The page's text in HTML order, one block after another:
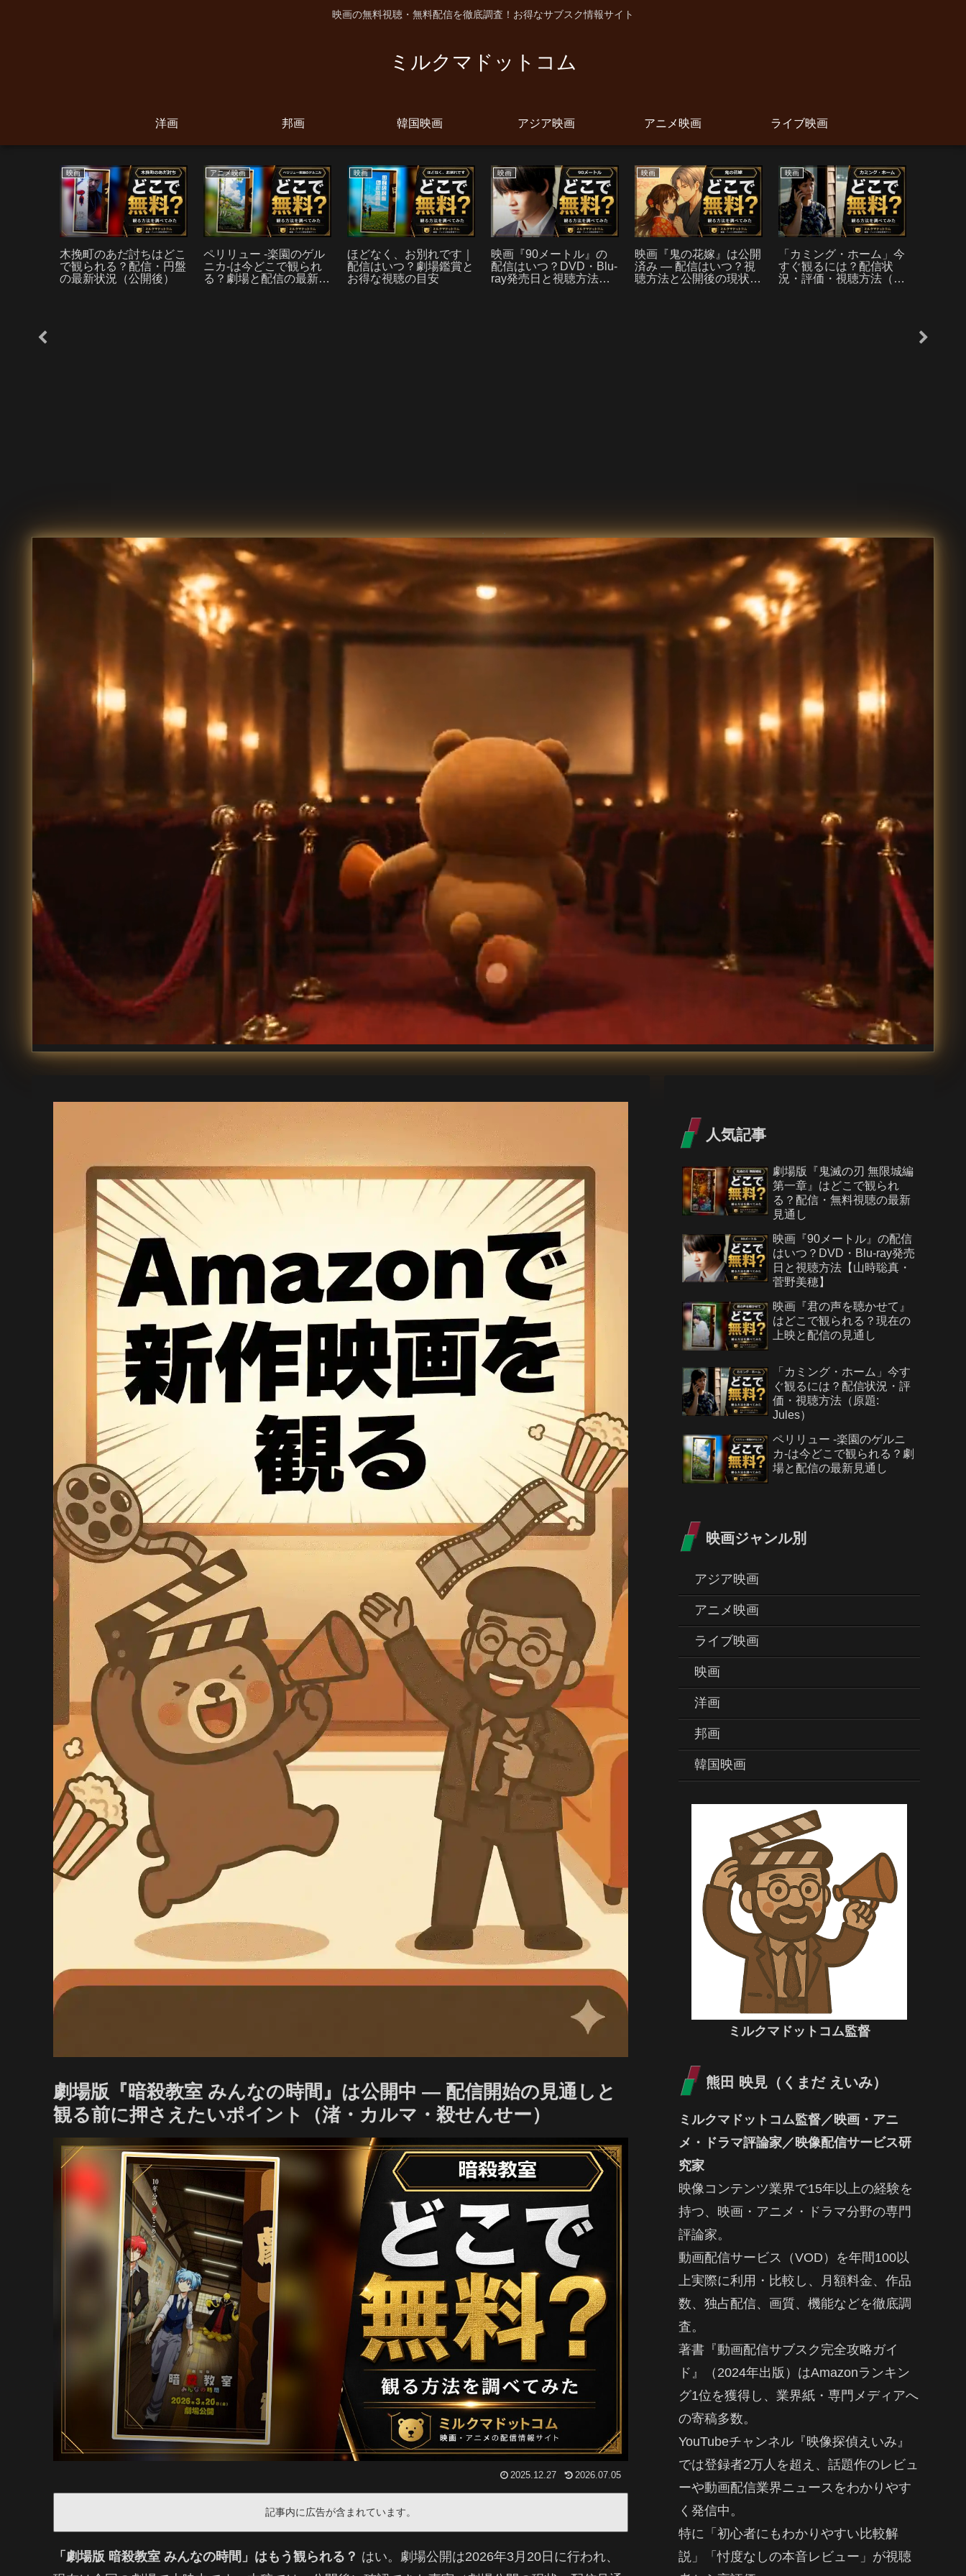
映画の無料視聴・無料配信を徹底調査！お得なサブスク情報サイト
ミルクマドットコム
洋画 邦画 韓国映画 アジア映画 アニメ映画 ライブ映画
映画
木挽町のあだ討ちはどこ
で観られる？配信・円盤
の最新状況（公開後）
アニメ映画
ペリリュー -楽園のゲル
ニカ-は今どこで観られ
る？劇場と配信の最新見
映画
ほどなく、お別れです｜
配信はいつ？劇場鑑賞と
お得な視聴の目安
映画
映画『90メートル』の
配信はいつ？DVD・Blu-
ray発売日と視聴方法
映画
映画『鬼の花嫁』は公開
済み — 配信はいつ？視
聴方法と公開後の現状ま
映画
「カミング・ホーム」今
すぐ観るには？配信状
況・評価・視聴方法（原
劇場版『暗殺教室 みんなの時間』は公開中 — 配信開始の見通しと
観る前に押さえたいポイント（渚・カルマ・殺せんせー）
2025.12.27 2026.07.05
記事内に広告が含まれています。
「劇場版 暗殺教室 みんなの時間」はもう観られる？ はい。劇場公開は2026年3月20日に行われ、
人気記事
劇場版『鬼滅の刃 無限城編
第一章』はどこで観られ
る？配信・無料視聴の最新
見通し
映画『90メートル』の配信
はいつ？DVD・Blu-ray発売
日と視聴方法【山時聡真・
菅野美穂】
映画『君の声を聴かせて』
はどこで観られる？現在の
上映と配信の見通し
「カミング・ホーム」今す
ぐ観るには？配信状況・評
価・視聴方法（原題:
Jules）
ペリリュー -楽園のゲルニ
カ-は今どこで観られる？劇
場と配信の最新見通し
映画ジャンル別
アジア映画
アニメ映画
ライブ映画
映画
洋画
邦画
韓国映画
ミルクマドットコム監督
熊田 映見（くまだ えいみ）
ミルクマドットコム監督／映画・アニ
メ・ドラマ評論家／映像配信サービス研
究家
映像コンテンツ業界で15年以上の経験を
持つ、映画・アニメ・ドラマ分野の専門
評論家。
動画配信サービス（VOD）を年間100以
上実際に利用・比較し、月額料金、作品
数、独占配信、画質、機能などを徹底調
査。
著書『動画配信サブスク完全攻略ガイ
ド』（2024年出版）はAmazonランキン
グ1位を獲得し、業界紙・専門メディアへ
の寄稿多数。
YouTubeチャンネル『映像探偵えいみ』
では登録者2万人を超え、話題作のレビュ
ーや動画配信業界ニュースをわかりやす
く発信中。
特に「初心者にもわかりやすい比較解
説」「忖度なしの本音レビュー」が視聴